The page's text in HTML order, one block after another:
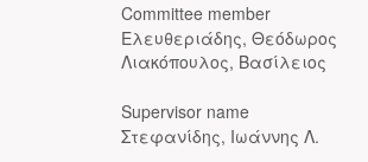
Committee member
Ελευθεριάδης, Θεόδωρος
Λιακόπουλος, Βασίλειος
Supervisor name
Στεφανίδης, Ιωάννης Λ.